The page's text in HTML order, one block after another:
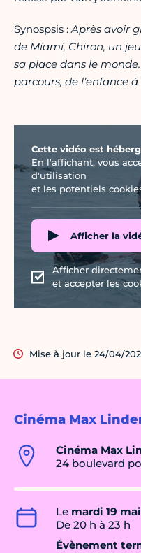
Cinéma Max
Cinéma Max
24 boulevard
Le mardi 19
De 20 h à 23 h
Évènement
Synospsis :Après avoir
de Miami, Chiron, un
sa place dans le
parcours, de l’enfance à
Cette vidéo est
En l'affichant, vous
d'utilisation
et les potentiels
Afficher la
Afficher
et accepter les
Mise à jour le 24/04/